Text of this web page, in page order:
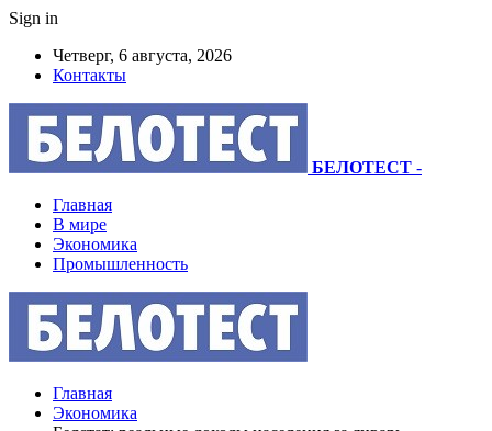
Sign in
Четверг, 6 августа, 2026
Контакты
БЕЛОТЕСТ -
Главная
В мире
Экономика
Промышленность
Главная
Экономика